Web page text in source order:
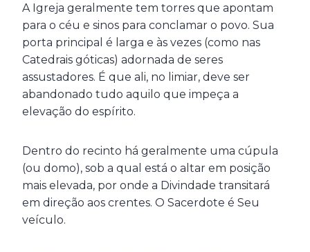
A Igreja geralmente tem torres que apontam
para o céu e sinos para conclamar o povo. Sua
porta principal é larga e às vezes (como nas
Catedrais góticas) adornada de seres
assustadores. É que ali, no limiar, deve ser
abandonado tudo aquilo que impeça a
elevação do espírito.
Dentro do recinto há geralmente uma cúpula
(ou domo), sob a qual está o altar em posição
mais elevada, por onde a Divindade transitará
em direção aos crentes. O Sacerdote é Seu
veículo.